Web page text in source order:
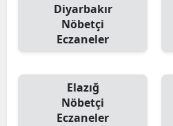
Diyarbakır
Nöbetçi
Eczaneler
Elazığ
Nöbetçi
Eczaneler